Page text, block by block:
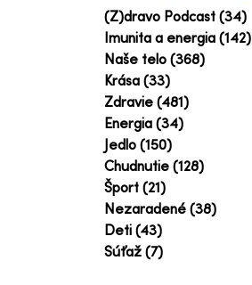
(Z)dravo Podcast (34)
Imunita a energia (142)
Naše telo (368)
Krása (33)
Zdravie (481)
Energia (34)
Jedlo (150)
Chudnutie (128)
Šport (21)
Nezaradené (38)
Deti (43)
Súťaž (7)